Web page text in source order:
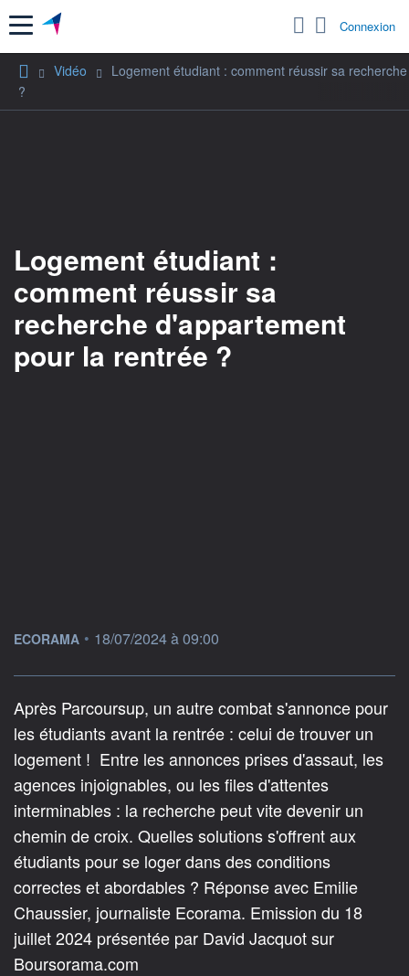
Menu Connexion
Vidéo
Logement étudiant : comment réussir sa
?
Logement étudiant :
comment réussir sa
recherche d'appartement
pour la rentrée ?
information fournie par
ECORAMA • 18/07/2024 à 09:00
Après Parcoursup, un autre combat s'annonce pour
les étudiants avant la rentrée : celui de trouver un
logement ! Entre les annonces prises d'assaut, les
agences injoignables, ou les files d'attentes
interminables : la recherche peut vite devenir un
chemin de croix. Quelles solutions s'offrent aux
étudiants pour se loger dans des conditions
correctes et abordables ? Réponse avec Emilie
Chaussier, journaliste Ecorama. Emission du 18
juillet 2024 présentée par David Jacquot sur
Boursorama.com